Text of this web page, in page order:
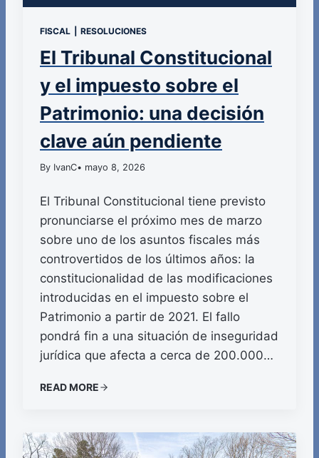
FISCAL RESOLUCIONES
El Tribunal Constitucional
y el impuesto sobre el
Patrimonio: una decisión
clave aún pendiente
By IvanC• mayo 8, 2026
El Tribunal Constitucional tiene previsto
pronunciarse el próximo mes de marzo
sobre uno de los asuntos fiscales más
controvertidos de los últimos años: la
constitucionalidad de las modificaciones
introducidas en el impuesto sobre el
Patrimonio a partir de 2021. El fallo
pondrá fin a una situación de inseguridad
jurídica que afecta a cerca de 200.000…
READ MORE